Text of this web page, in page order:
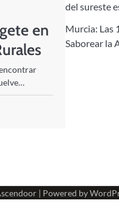
en
del sureste
Murcia: Las
Saborear la
| Powered by